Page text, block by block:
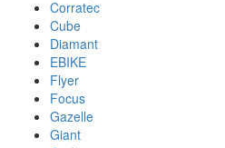
Corratec
Cube
Diamant
EBIKE
Flyer
Focus
Gazelle
Giant